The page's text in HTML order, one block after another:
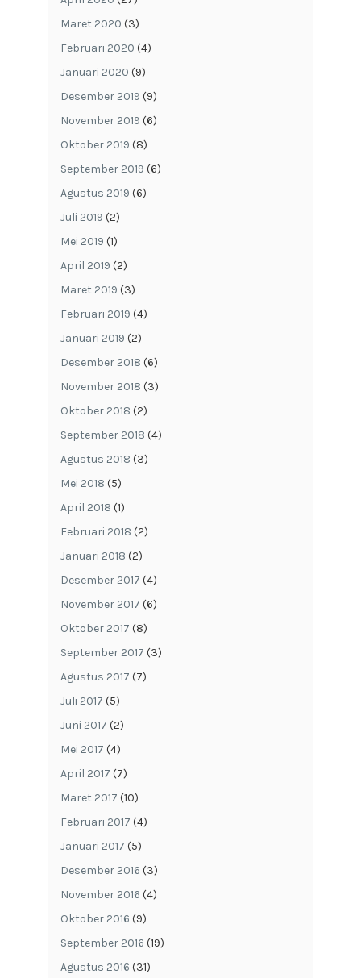
Maret 2020 (3)
Februari 2020 (4)
Januari 2020 (9)
Desember 2019 (9)
November 2019 (6)
Oktober 2019 (8)
September 2019 (6)
Agustus 2019 (6)
Juli 2019 (2)
Mei 2019 (1)
April 2019 (2)
Maret 2019 (3)
Februari 2019 (4)
Januari 2019 (2)
Desember 2018 (6)
November 2018 (3)
Oktober 2018 (2)
September 2018 (4)
Agustus 2018 (3)
Mei 2018 (5)
April 2018 (1)
Februari 2018 (2)
Januari 2018 (2)
Desember 2017 (4)
November 2017 (6)
Oktober 2017 (8)
September 2017 (3)
Agustus 2017 (7)
Juli 2017 (5)
Juni 2017 (2)
Mei 2017 (4)
April 2017 (7)
Maret 2017 (10)
Februari 2017 (4)
Januari 2017 (5)
Desember 2016 (3)
November 2016 (4)
Oktober 2016 (9)
September 2016 (19)
Agustus 2016 (31)